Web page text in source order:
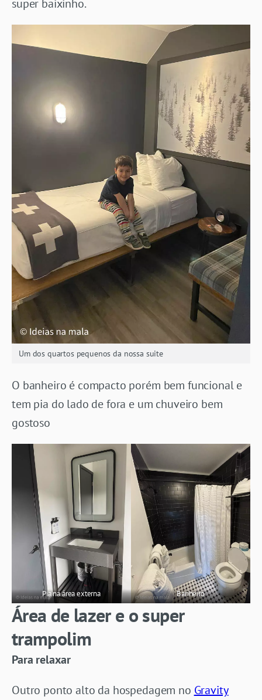
super baixinho.
Um dos quartos pequenos da nossa suite
O banheiro é compacto porém bem funcional e
tem pia do lado de fora e um chuveiro bem
gostoso
Pia na área externa Banheiro
Área de lazer e o super
trampolim
Para relaxar
Outro ponto alto da hospedagem no Gravity